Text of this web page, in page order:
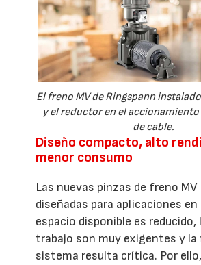
El freno MV de Ringspann
y el reductor en el
de cable.
Diseño compacto, alto
menor consumo
Las nuevas pinzas de freno MV
diseñadas para aplicaciones en
espacio disponible es reducido,
trabajo son muy exigentes y la
sistema resulta crítica. Por